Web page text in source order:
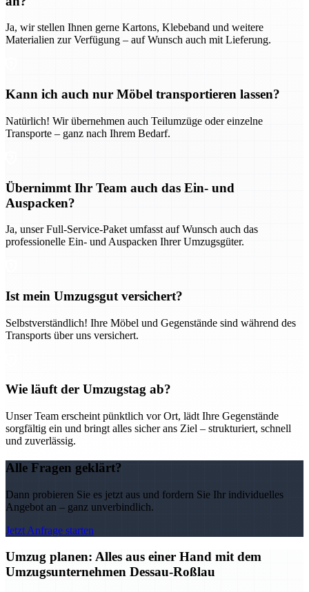
Ja, wir stellen Ihnen gerne Kartons, Klebeband und weitere
Materialien zur Verfügung – auf Wunsch auch mit Lieferung.
Kann ich auch nur Möbel transportieren lassen?
Natürlich! Wir übernehmen auch Teilumzüge oder einzelne
Transporte – ganz nach Ihrem Bedarf.
Übernimmt Ihr Team auch das Ein- und
Auspacken?
Ja, unser Full-Service-Paket umfasst auf Wunsch auch das
professionelle Ein- und Auspacken Ihrer Umzugsgüter.
Ist mein Umzugsgut versichert?
Selbstverständlich! Ihre Möbel und Gegenstände sind während des
Transports über uns versichert.
Wie läuft der Umzugstag ab?
Unser Team erscheint pünktlich vor Ort, lädt Ihre Gegenstände
sorgfältig ein und bringt alles sicher ans Ziel – strukturiert, schnell
und zuverlässig.
Alle Fragen geklärt?
Dann probieren Sie es jetzt aus und fordern Sie Ihr individuelles
Angebot an – ganz unverbindlich.
Jetzt Anfrage starten
Umzug planen: Alles aus einer Hand mit dem
Umzugsunternehmen Dessau-Roßlau